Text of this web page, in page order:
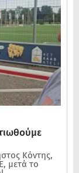
Κόντης,
μετά το